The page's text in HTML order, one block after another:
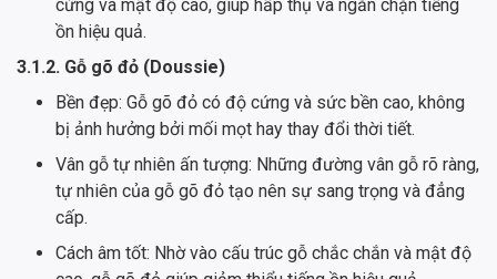
cứng và mật độ cao, giúp hấp thụ và ngăn chặn tiếng
ồn hiệu quả.
3.1.2. Gỗ gõ đỏ (Doussie)
Bền đẹp: Gỗ gõ đỏ có độ cứng và sức bền cao, không
bị ảnh hưởng bởi mối mọt hay thay đổi thời tiết.
Vân gỗ tự nhiên ấn tượng: Những đường vân gỗ rõ ràng,
tự nhiên của gỗ gõ đỏ tạo nên sự sang trọng và đẳng
cấp.
Cách âm tốt: Nhờ vào cấu trúc gỗ chắc chắn và mật độ